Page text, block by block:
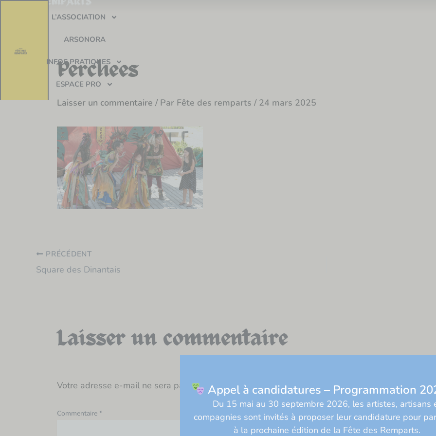
L’ASSOCIATION
ARSONORA
INFOS PRATIQUES
ESPACE PRO
Perchees
Laisser un commentaire / Par Fête des remparts / 24 mars 2025
PRÉCÉDENT
Square des Dinantais
Laisser un commentaire
Votre adresse e-mail ne sera pas publiée. Les champs obligatoires sont indiqués avec*
Commentaire *
Appel à candidatures – Programmation
Du 15 mai au 30 septembre 2026, les artistes, artisans
compagnies sont invités à proposer leur candidature pour
à la prochaine édition de la Fête des Remparts.